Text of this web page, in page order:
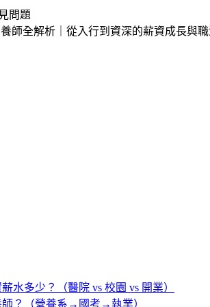
問題
師全解析｜從入行到資深的薪資成長與
水多少？（醫院 vs 校園 vs 開業）
師？（營養系→國考→執業）